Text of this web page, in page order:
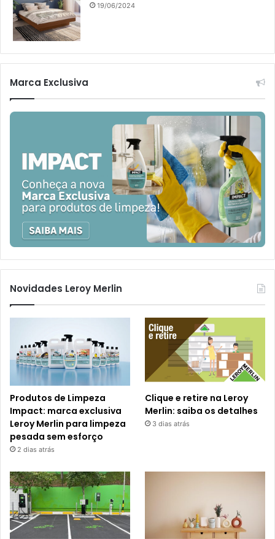
19/06/2024
Marca Exclusiva
Novidades Leroy Merlin
Produtos de Limpeza
Impact: marca exclusiva
Leroy Merlin para limpeza
pesada sem esforço
2 dias atrás
Clique e retire na Leroy
Merlin: saiba os detalhes
3 dias atrás